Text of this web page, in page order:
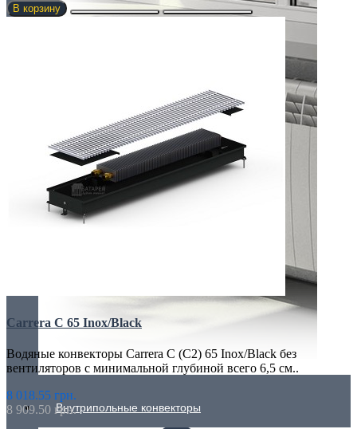
Внутрипольные конвекторы
В корзину
Carrera C 65 Inox/Black
Водяные конвекторы Carrera C (C2) 65 Inox/Black без
вентиляторов с минимальной глубиной всего 6,5 см..
8 018.55 грн.
8 909.50 грн.